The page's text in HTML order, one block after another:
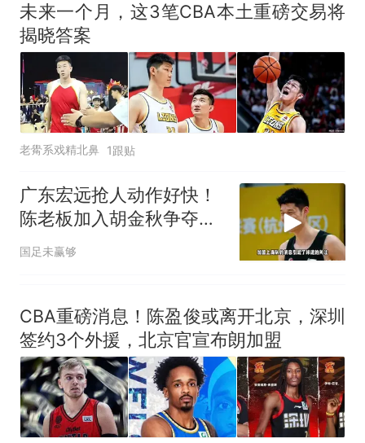
因老师一句“跟我回家”改写了
未来一个月，这3笔CBA本土重磅交易将
揭晓答案
老觷系戏精北鼻 1跟贴
广东宏远抢人动作好快！
陈老板加入胡金秋争夺
战，上海山西已出局
国足未赢够
CBA重磅消息！陈盈俊或离开北京，深圳
签约3个外援，北京官宣布朗加盟